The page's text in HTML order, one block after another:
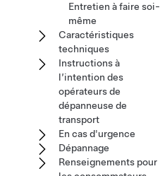
Entretien à faire soi-
même
Caractéristiques
techniques
Instructions à
l’intention des
opérateurs de
dépanneuse de
transport
En cas d'urgence
Dépannage
Renseignements pour